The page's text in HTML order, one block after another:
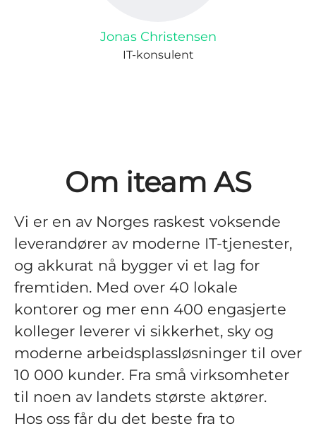
Jonas Christensen
IT-konsulent
Om iteam AS
Vi er en av Norges raskest voksende
leverandører av moderne IT-tjenester,
og akkurat nå bygger vi et lag for
fremtiden. Med over 40 lokale
kontorer og mer enn 400 engasjerte
kolleger leverer vi sikkerhet, sky og
moderne arbeidsplassløsninger til over
10 000 kunder. Fra små virksomheter
til noen av landets største aktører.
Hos oss får du det beste fra to